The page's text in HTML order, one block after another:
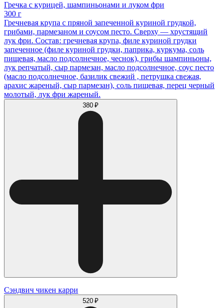
Гречка с курицей, шампиньонами и луком фри
300 г
Гречневая крупа с пряной запеченной куриной грудкой,
грибами, пармезаном и соусом песто. Сверху — хрустящий
лук фри. Состав: гречневая крупа, филе куриной грудки
запеченное (филе куриной грудки, паприка, куркума, соль
пищевая, масло подсолнечное, чеснок), грибы шампиньоны,
лук репчатый, сыр пармезан, масло подсолнечное, соус песто
(масло подсолнечное, базилик свежий , петрушка свежая,
арахис жареный, сыр пармезан), соль пищевая, перец черный
молотый, лук фри жареный.
380 ₽
Сэндвич чикен карри
520 ₽